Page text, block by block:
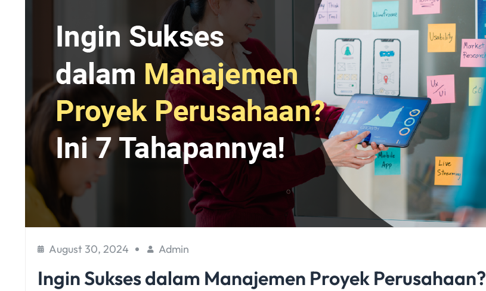
August 30, 2024 Admin
Ingin Sukses dalam Manajemen Proyek Perusahaan?